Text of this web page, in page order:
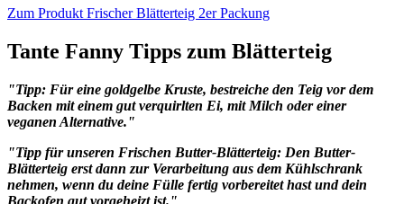
Zum ProduktFrischer Blätterteig 2er Packung
Tante Fanny Tipps zum Blätterteig
"Tipp: Für eine goldgelbe Kruste, bestreiche den Teig vor dem
Backen mit einem gut verquirlten Ei, mit Milch oder einer
veganen Alternative."
"Tipp für unseren Frischen Butter-Blätterteig: Den Butter-
Blätterteig erst dann zur Verarbeitung aus dem Kühlschrank
nehmen, wenn du deine Fülle fertig vorbereitet hast und dein